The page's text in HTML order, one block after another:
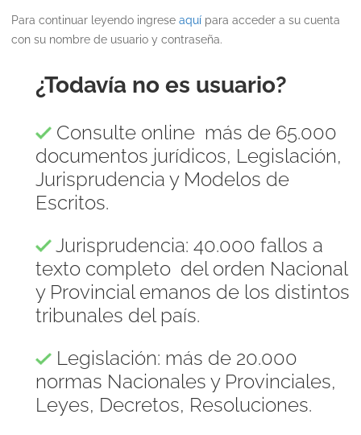
Para continuar leyendo ingrese aquípara acceder a su cuenta
con su nombre de usuario y contraseña.
¿Todavía no es usuario?
Consulte online más de 65.000
documentos jurídicos, Legislación,
Jurisprudencia y Modelos de
Escritos.
Jurisprudencia: 40.000 fallos a
texto completo del orden Nacional
y Provincial emanos de los distintos
tribunales del país.
Legislación: más de 20.000
normas Nacionales y Provinciales,
Leyes, Decretos, Resoluciones.